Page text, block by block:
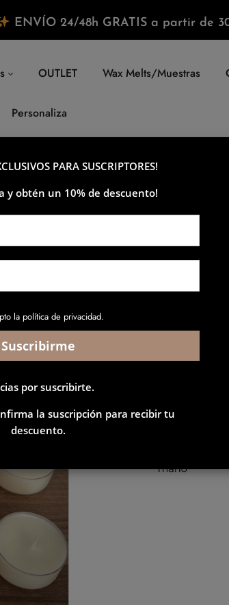
ENVÍO 24/48h GRATIS a partir de
OUTLET Wax Melts/Muestras
Personaliza
Rated5.00out
1
En stock
PARA SUSCRIPTORES!
y obtén un 10% de descuento!
la política de privacidad.
por suscribirte.
la suscripción para recibir tu
descuento.